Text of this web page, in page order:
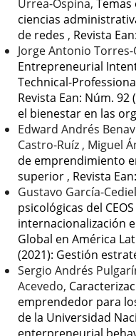
Urrea-Ospina, Temas
ciencias
de redes , Revista
Jorge Antonio
Entrepreneurial
Technical-
Revista Ean: Núm.
el bienestar en las
Edward Andrés
Castro-Ruíz , Miguel
de emprendimiento
superior , Revista
Gustavo García-
psicológicas del
internacionalización
Global en América
(2021): Gestión
Sergio Andrés
Acevedo,
emprendedor para
de la Universidad